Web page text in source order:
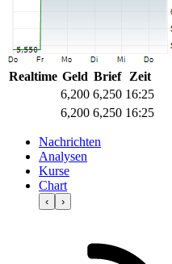
Realtime Geld Brief
Zeit
6,200 6,250 16:25
6,200 6,250 16:25
Nachrichten
Analysen
Kurse
Chart
‹ ›